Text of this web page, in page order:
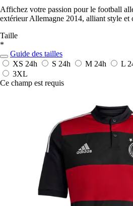
Affichez votre passion pour le football
extérieur Allemagne 2014, alliant style et
Taille
*
Guide des tailles
XS 24h S 24h M 24h L
3XL
Ce champ est requis